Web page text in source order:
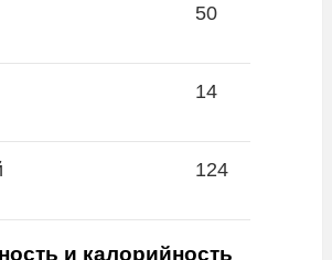
50
14
124
и калорийность